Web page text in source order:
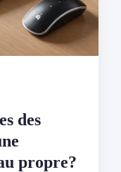
des
propre?